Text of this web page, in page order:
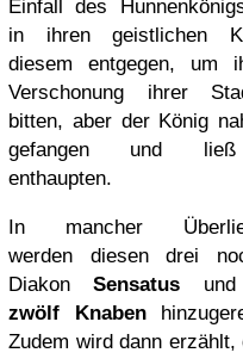
Einfall des
in ihren geistlichen
diesem entgegen, um
Verschonung ihrer
bitten, aber der König
gefangen und
enthaupten.
In mancher
werden diesen drei
DiakonSensatus
zwölf Knaben
Zudem wird dann